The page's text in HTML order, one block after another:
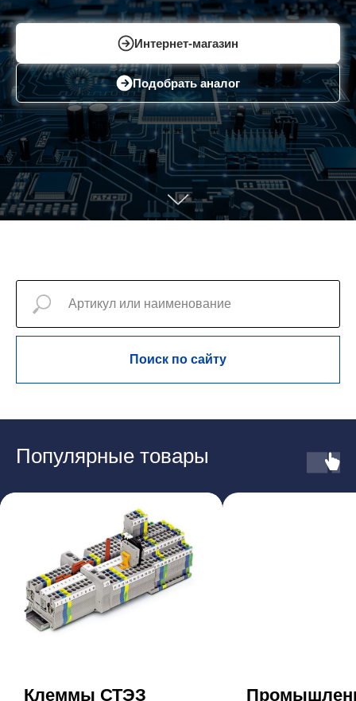
Интернет-магазин
Подобрать аналог
Поиск по сайту
Популярные товары
Клеммы СТЭЗ